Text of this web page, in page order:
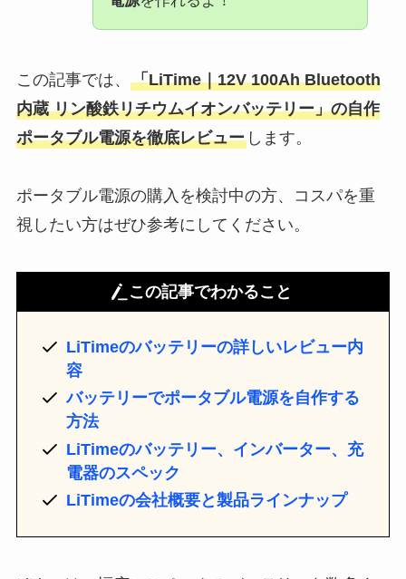
この記事では、 「LiTime｜12V 100Ah Bluetooth
内蔵 リン酸鉄リチウムイオンバッテリー」の自作
ポータブル電源を徹底レビューします。
ポータブル電源の購入を検討中の方、コスパを重
視したい方はぜひ参考にしてください。
この記事でわかること
LiTimeのバッテリーの詳しいレビュー内
容
バッテリーでポータブル電源を自作する
方法
LiTimeのバッテリー、インバーター、充
電器のスペック
LiTimeの会社概要と製品ラインナップ